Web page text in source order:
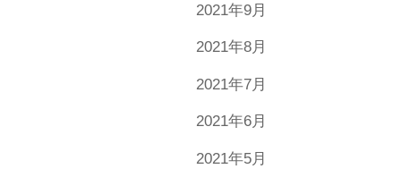
2021年9月
2021年8月
2021年7月
2021年6月
2021年5月